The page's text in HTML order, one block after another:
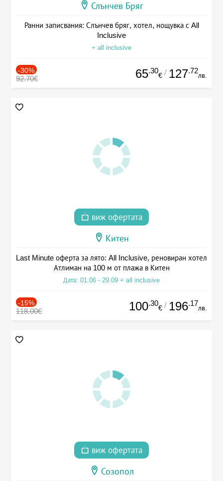
Слънчев Бряг
Ранни записвания: Слънчев бряг, хотел, нощувка с All
Inclusive
+ all inclusive
-30%
92.70€ 65.30
€ / 127.72
лв.
виж офертата
Китен
Last Minute оферта за лято: All Inclusive, реновиран хотел
Атлиман на 100 м от плажа в Китен
Дата: 01.06 - 29.09 + all inclusive
-15%
118.00€ 100.30
€ / 196.17
лв.
виж офертата
Созопол